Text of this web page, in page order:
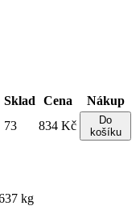
Sklad Cena
Nákup
73 834 Kč
Do
košíku
kg